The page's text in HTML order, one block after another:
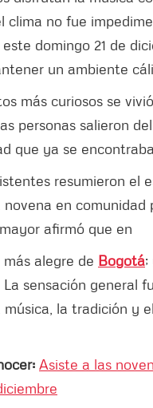
clima no fue
domingo 21 de
un ambiente
más curiosos se
personas salieron
que ya se
resumieron el
en
afirmó que en
alegre de Bogotá;
sensación general
música, la tradición y
Asiste a las